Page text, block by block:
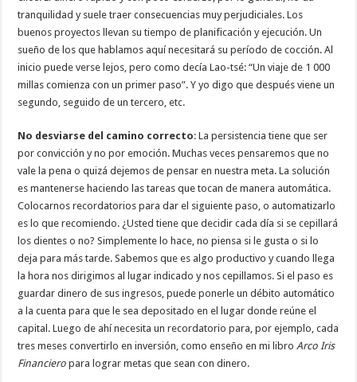
tranquilidad y suele traer consecuencias muy perjudiciales. Los
buenos proyectos llevan su tiempo de planificación y ejecución. Un
sueño de los que hablamos aquí necesitará su período de cocción. Al
inicio puede verse lejos, pero como decía Lao-tsé: “Un viaje de 1 000
millas comienza con un primer paso”. Y yo digo que después viene un
segundo, seguido de un tercero, etc.
No desviarse del camino correcto: La persistencia tiene que ser
por convicción y no por emoción. Muchas veces pensaremos que no
vale la pena o quizá dejemos de pensar en nuestra meta. La solución
es mantenerse haciendo las tareas que tocan de manera automática.
Colocarnos recordatorios para dar el siguiente paso, o automatizarlo
es lo que recomiendo. ¿Usted tiene que decidir cada día si se cepillará
los dientes o no? Simplemente lo hace, no piensa si le gusta o si lo
deja para más tarde. Sabemos que es algo productivo y cuando llega
la hora nos dirigimos al lugar indicado y nos cepillamos. Si el paso es
guardar dinero de sus ingresos, puede ponerle un débito automático
a la cuenta para que le sea depositado en el lugar donde reúne el
capital. Luego de ahí necesita un recordatorio para, por ejemplo, cada
tres meses convertirlo en inversión, como enseño en mi libroArco Iris
Financiero para lograr metas que sean con dinero.